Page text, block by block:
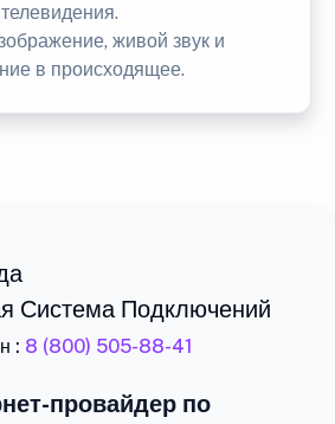
живой звук и
в происходящее.
Система Подключений
: 8 (800) 505-88-41
провайдер по